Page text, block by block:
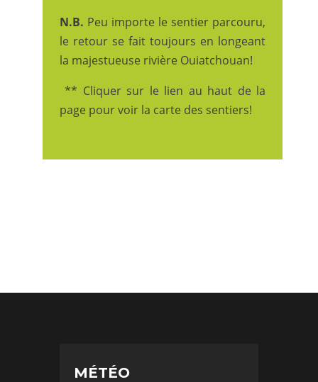
N.B. Peu importe le sentier parcouru,
le retour se fait toujours en longeant
la majestueuse rivière Ouiatchouan!
** Cliquer sur le lien au haut de la
page pour voir la carte des sentiers!
MÉTÉO